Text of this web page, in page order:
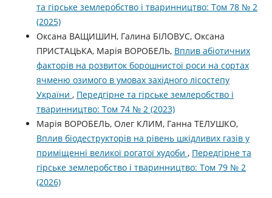
та гірське землеробство і тваринництво: Том 78 № 2
(2025)
Оксана ВАЩИШИН, Галина БІЛОВУС, Оксана
ПРИСТАЦЬКА, Марія ВОРОБЕЛЬ, Вплив абіотичних
факторів на розвиток борошнистої роси на сортах
ячменю озимого в умовах західного лісостепу
України , Передгірне та гірське землеробство і
тваринництво: Том 74 № 2 (2023)
Марія ВОРОБЕЛЬ, Олег КЛИМ, Ганна ТЕЛУШКО,
Вплив біодеструкторів на рівень шкідливих газів у
приміщенні великої рогатої худоби , Передгірне та
гірське землеробство і тваринництво: Том 79 № 2
(2026)